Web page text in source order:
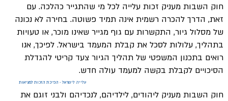
חוק השבות מעניק זכות עלייה לכל מי שהתגייר כהלכה. עם
זאת, הדרך להכרה רשמית אינה תמיד פשוטה. בחירה לא נכונה
של מסלול גיור, התקשרות עם גוף מגייר שאינו מוכר, או טעויות
בתהליך, עלולות לסכל את קבלת המעמד בישראל. לפיכך, אנו
רואים בתכנון המשפטי של תהליך הגיור צעד קריטי להגדלת
הסיכויים לקבלת בקשה למעמד עולה חדש.
עלייה לישראל - הפיכת הזכות למציאות
חוק השבות מעניק ליהודים, לילדיהם, לנכדיהם ולבני זוגם את